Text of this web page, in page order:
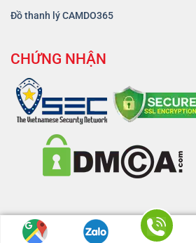
Đồ thanh lý CAMDO365
CHỨNG NHẬN
Copyright 2026 © - Dịch Vụ
LẮK: 0347 27 27 27